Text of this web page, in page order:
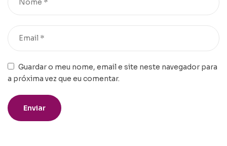
Guardar o meu nome, email e site neste navegador para
a próxima vez que eu comentar.